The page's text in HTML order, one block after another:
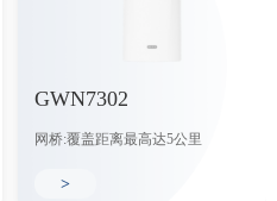
GWN7302
网桥:覆盖距离最高达5公里
>